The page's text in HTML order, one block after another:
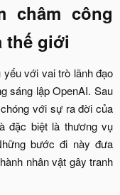
châm công
thế giới​
với vai trò lãnh đạo
sáng lập OpenAI. Sau
với sự ra đời của
đặc biệt là thương vụ
bước đi này đưa
nhân vật gây tranh